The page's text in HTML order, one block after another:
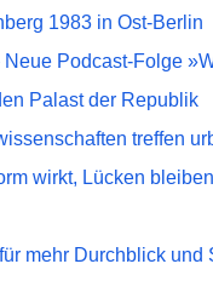
1983 in Ost-Berlin
Podcast-Folge
Palast der Republik
treffen
wirkt, Lücken bleiben
mehr Durchblick und